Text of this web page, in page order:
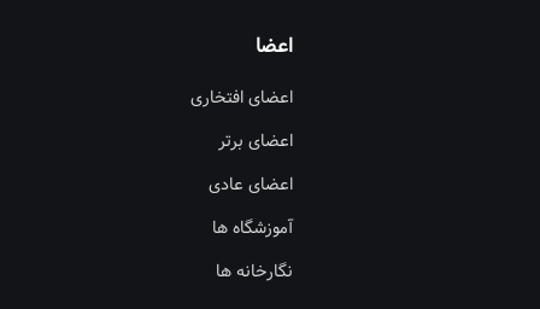
اعضا
اعضای افتخاری
اعضای برتر
اعضای عادی
آموزشگاه ها
نگارخانه ها